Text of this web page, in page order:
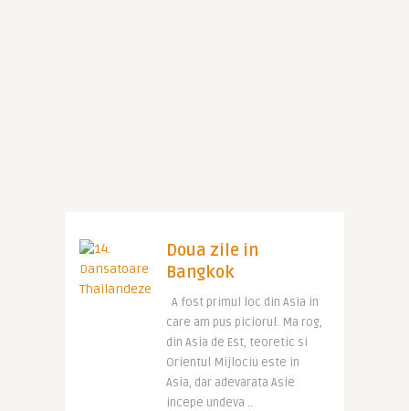
Doua zile in
Bangkok
A fost primul loc din Asia in
care am pus piciorul. Ma rog,
din Asia de Est, teoretic si
Orientul Mijlociu este in
Asia, dar adevarata Asie
incepe undeva ..